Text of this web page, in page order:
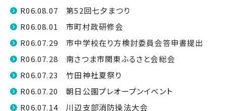
R06.08.07 第52回七夕まつり
R06.08.01 市町村政研修会
R06.07.29 市中学校在り方検討委員会答申書提出
R06.07.28 南さつま市関東ふるさと会総会
R06.07.23 竹田神社夏祭り
R06.07.20 朝日公園プレオープンイベント
R06.07.14 川辺支部消防操法大会